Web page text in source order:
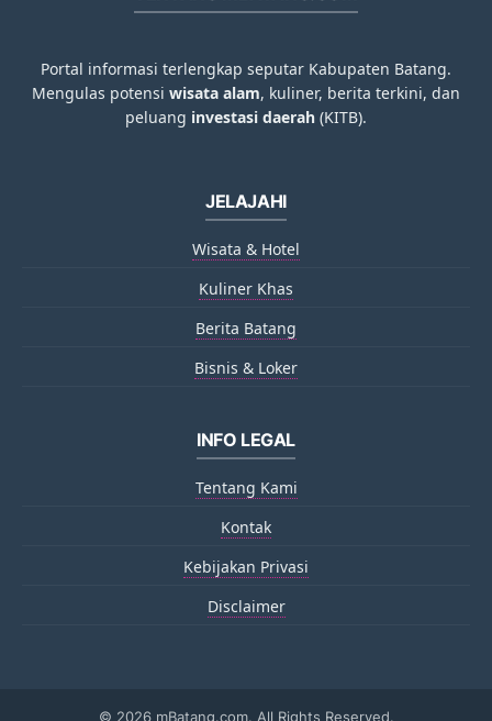
Portal informasi terlengkap seputar Kabupaten Batang.
Mengulas potensi wisata alam, kuliner, berita terkini, dan
peluang investasi daerah (KITB).
JELAJAHI
Wisata & Hotel
Kuliner Khas
Berita Batang
Bisnis & Loker
INFO LEGAL
Tentang Kami
Kontak
Kebijakan Privasi
Disclaimer
© 2026 mBatang.com. All Rights Reserved.